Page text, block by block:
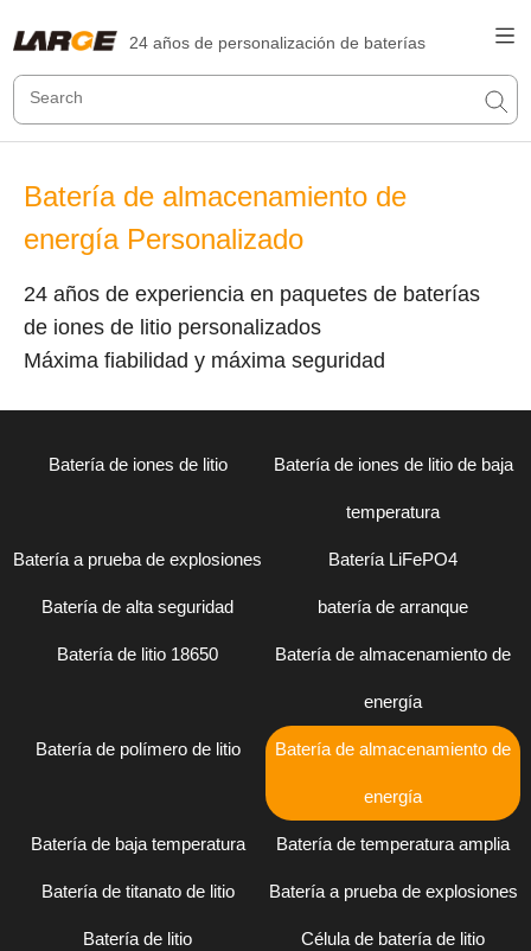
24 años de personalización de baterías
Batería de almacenamiento de
energía Personalizado
24 años de experiencia en paquetes de baterías
de iones de litio personalizados
Máxima fiabilidad y máxima seguridad
Batería de iones de litio Batería de iones de litio de baja
temperatura
Batería a prueba de explosiones Batería LiFePO4
Batería de alta seguridad batería de arranque
Batería de litio 18650 Batería de almacenamiento de
energía
Batería de polímero de litio Batería de almacenamiento de
energía
Batería de baja temperatura Batería de temperatura amplia
Batería de titanato de litio Batería a prueba de explosiones
Batería de litio Célula de batería de litio